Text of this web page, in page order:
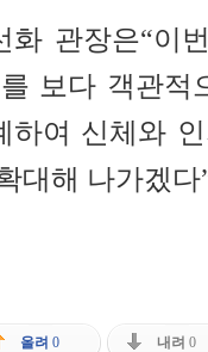
화 관장은“이
보다 객관적
하여 신체와
대해 나가겠다
올려 0 내려 0